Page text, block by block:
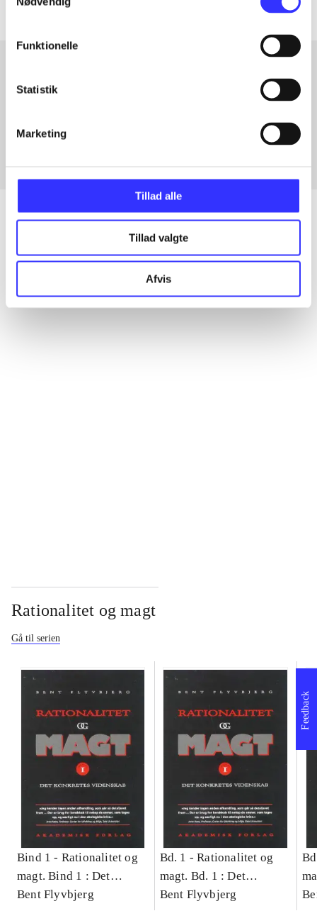
Funktionelle
Statistik
Marketing
Tillad alle
Tillad valgte
Afvis
Artikler med samme emner
Artikler
Alle registrerede artikler fordelt på udgivelser
Rationalitet og magt
Gå til serien
Bind 1 - Rationalitet og
magt. Bind 1 : Det
konkretes videnskab
Bent Flyvbjerg
Bd. 1 -Rationalitet og
magt. Bd. 1 : Det
konkretes videnskab
Bent Flyvbjerg
Feedback